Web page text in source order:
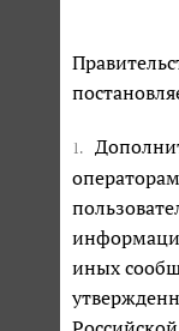
1.
иных